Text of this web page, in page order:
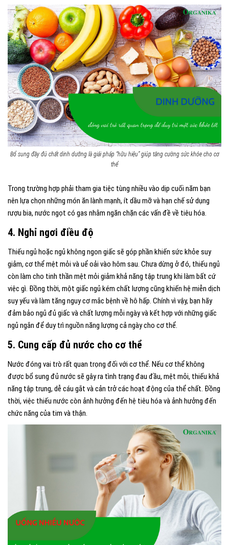
Bổ sung đầy đủ chất dinh dưỡng là giải pháp “hữu hiệu” giúp tăng cường sức khỏe cho cơ
thể
Trong trường hợp phải tham gia tiệc tùng nhiều vào dịp cuối năm bạn
nên lựa chọn những món ăn lành mạnh, ít dầu mỡ và hạn chế sử dụng
rượu bia, nước ngọt có gas nhằm ngăn chặn các vấn đề về tiêu hóa.
4. Nghỉ ngơi điều độ
Thiếu ngủ hoặc ngủ không ngon giấc sẽ góp phần khiến sức khỏe suy
giảm, cơ thể mệt mỏi và uể oải vào hôm sau. Chưa dừng ở đó, thiếu ngủ
còn làm cho tinh thần mệt mỏi giảm khả năng tập trung khi làm bất cứ
việc gì. Đồng thời, một giấc ngủ kém chất lượng cũng khiến hệ miễn dịch
suy yếu và làm tăng nguy cơ mắc bệnh về hô hấp. Chính vì vậy, bạn hãy
đảm bảo ngủ đủ giấc và chất lượng mỗi ngày và kết hợp với những giấc
ngủ ngắn để duy trì nguồn năng lượng cả ngày cho cơ thể.
5. Cung cấp đủ nước cho cơ thể
Nước đóng vai trò rất quan trọng đối với cơ thể. Nếu cơ thể không
được bổ sung đủ nước sẽ gây ra tình trạng đau đầu, mệt mỏi, thiếu khả
năng tập trung, dễ cáu gắt và cản trở các hoạt động của thể chất. Đồng
thời, việc thiếu nước còn ảnh hưởng đến hệ tiêu hóa và ảnh hưởng đến
chức năng của tim và thận.